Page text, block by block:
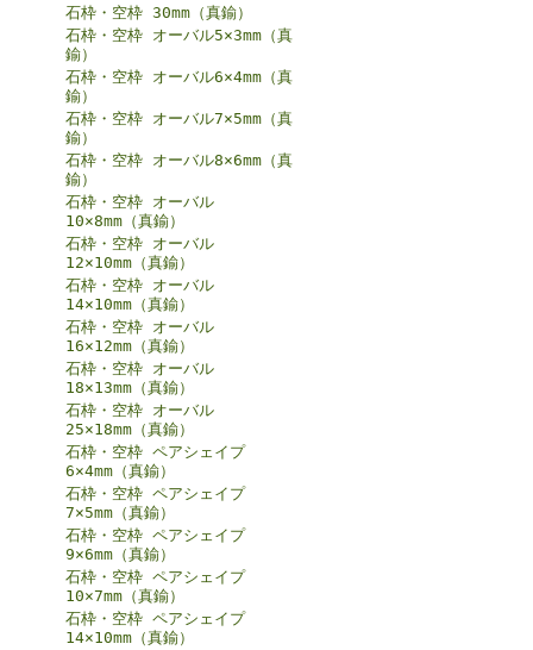
石枠・空枠 30mm（真鍮）
石枠・空枠 オーバル5×3mm（真
鍮）
石枠・空枠 オーバル6×4mm（真
鍮）
石枠・空枠 オーバル7×5mm（真
鍮）
石枠・空枠 オーバル8×6mm（真
鍮）
石枠・空枠 オーバル
10×8mm（真鍮）
石枠・空枠 オーバル
12×10mm（真鍮）
石枠・空枠 オーバル
14×10mm（真鍮）
石枠・空枠 オーバル
16×12mm（真鍮）
石枠・空枠 オーバル
18×13mm（真鍮）
石枠・空枠 オーバル
25×18mm（真鍮）
石枠・空枠 ペアシェイプ
6×4mm（真鍮）
石枠・空枠 ペアシェイプ
7×5mm（真鍮）
石枠・空枠 ペアシェイプ
9×6mm（真鍮）
石枠・空枠 ペアシェイプ
10×7mm（真鍮）
石枠・空枠 ペアシェイプ
14×10mm（真鍮）